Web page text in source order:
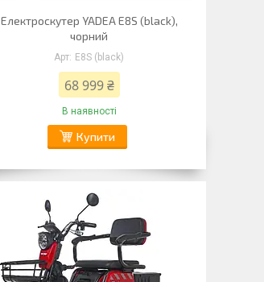
Електроскутер YADEA E8S (black),
чорний
E8S (black)
68 999 ₴
В наявності
Купити